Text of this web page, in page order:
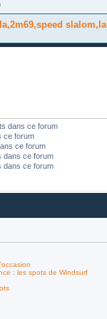
dans ce forum
ce forum
ce forum
dans ce forum
dans ce forum
: les spots de Windsurf